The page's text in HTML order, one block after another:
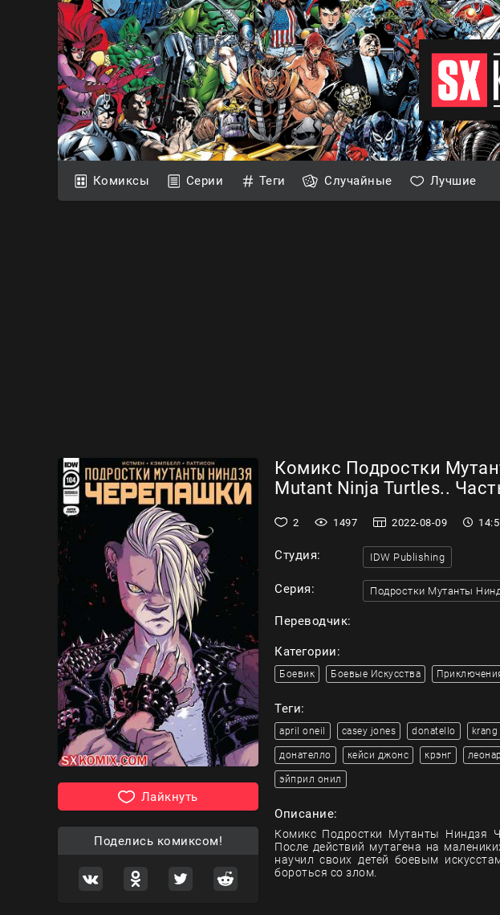
Комиксы Серии Теги Случайные Лучшие
Лайкнуть
Поделись комиксом!
Комикс Подростки
Mutant Ninja Turtles..
2 1497 2022-08-09
Студия: IDW Publishing
Серия: Подростки Мутанты
Переводчик:
Категории:
Боевик Боевые Искусства
Теги:
april oneil casey jones donatello krang
донателло кейси джонс крэнг
эйприл онил
Описание:
Комикс Подростки Мутанты Ниндзя
После действий мутагена на
научил своих детей боевым
бороться со злом.